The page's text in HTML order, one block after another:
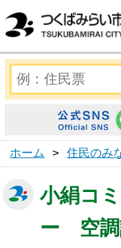
ホーム > 住民のみ
小絹コ
ー 空調